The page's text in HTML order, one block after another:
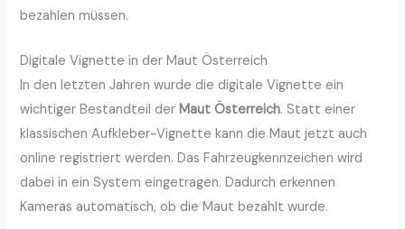
bezahlen müssen.
Digitale Vignette in der Maut Österreich
In den letzten Jahren wurde die digitale Vignette ein
wichtiger Bestandteil derMaut Österreich. Statt einer
klassischen Aufkleber-Vignette kann die Maut jetzt auch
online registriert werden. Das Fahrzeugkennzeichen wird
dabei in ein System eingetragen. Dadurch erkennen
Kameras automatisch, ob die Maut bezahlt wurde.